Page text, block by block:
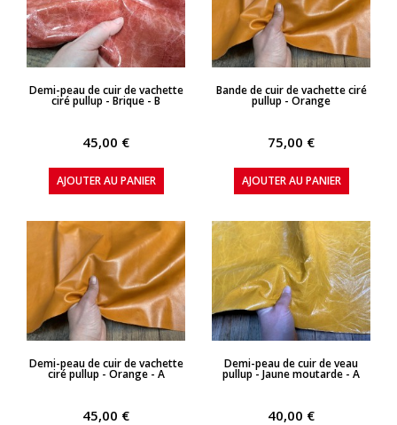
APERÇU RAPIDE
Demi-peau de cuir de vachette
ciré pullup - Brique - B
45,00 €
AJOUTER AU PANIER
APERÇU RAPIDE
Bande de cuir de vachette ciré
pullup - Orange
75,00 €
AJOUTER AU PANIER
APERÇU RAPIDE
Demi-peau de cuir de vachette
ciré pullup - Orange - A
45,00 €
APERÇU RAPIDE
Demi-peau de cuir de veau
pullup - Jaune moutarde - A
40,00 €